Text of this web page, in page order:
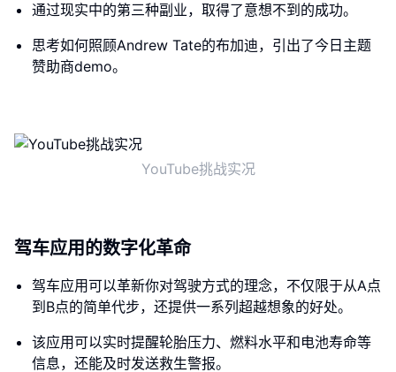
通过现实中的第三种副业，取得了意想不到的成功。
思考如何照顾Andrew Tate的布加迪，引出了今日主题
赞助商demo。
YouTube挑战实况
驾车应用的数字化革命
驾车应用可以革新你对驾驶方式的理念，不仅限于从A点
到B点的简单代步，还提供一系列超越想象的好处。
该应用可以实时提醒轮胎压力、燃料水平和电池寿命等
信息，还能及时发送救生警报。